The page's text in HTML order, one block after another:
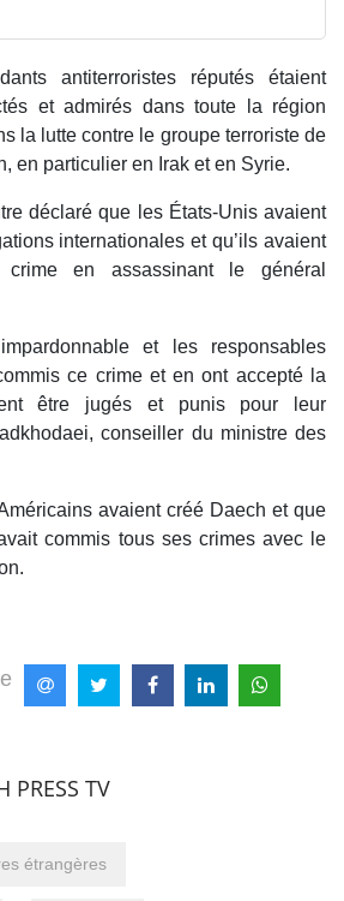
antiterroristes réputés étaient
et admirés dans toute la région
la lutte contre le groupe terroriste de
en particulier en Irak et en Syrie.
déclaré que les États-Unis avaient
internationales et qu’ils avaient
en assassinant le général
et les responsables
ce crime et en ont accepté la
être jugés et punis pour leur
conseiller du ministre des
avaient créé Daech et que
commis tous ses crimes avec le
PRESS TV
étrangères